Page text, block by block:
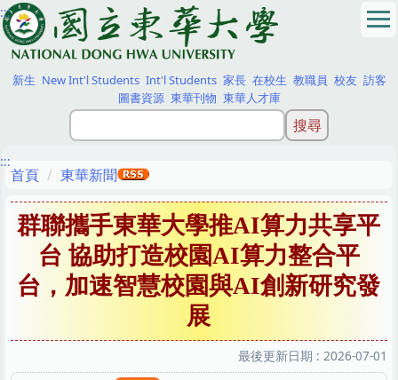
跳
到
主
要
內
:::
新生 New Int'l Students Int'l Students 家長 在校生 教職員 校友 訪客
圖書資源 東華刊物 東華人才庫
:::
首頁 東華新聞
群聯攜手東華大學推AI算力共享平
台 協助打造校園AI算力整合平
台，加速智慧校園與AI創新研究發
展
最後更新日期 : 2026-07-01